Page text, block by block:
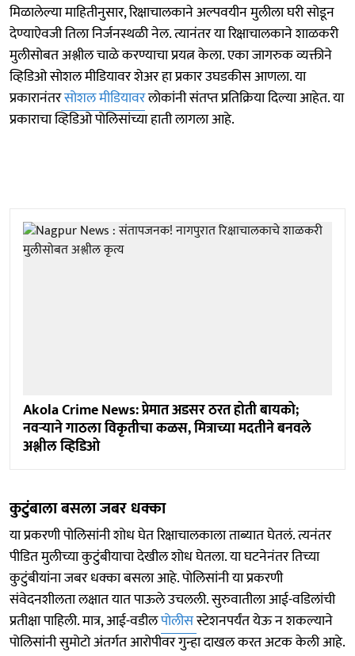
मिळालेल्या माहितीनुसार, रिक्षाचालकाने अल्पवयीन मुलीला घरी सोडून
देण्याऐवजी तिला निर्जनस्थळी नेल. त्यानंतर या रिक्षाचालकाने शाळकरी
मुलीसोबत अश्लील चाळे करण्याचा प्रयत्न केला. एका जागरुक व्यक्तीने
व्हिडिओ सोशल मीडियावर शेअर हा प्रकार उघडकीस आणला. या
प्रकारानंतरसोशल मीडियावरलोकांनी संतप्त प्रतिक्रिया दिल्या आहेत. या
प्रकाराचा व्हिडिओ पोलिसांच्या हाती लागला आहे.
Akola Crime News: प्रेमात अडसर ठरत होती बायको;
नवऱ्याने गाठला विकृतीचा कळस, मित्राच्या मदतीने बनवले
अश्लील व्हिडिओ
कुटुंबाला बसला जबर धक्का
या प्रकरणी पोलिसांनी शोध घेत रिक्षाचालकाला ताब्यात घेतलं. त्यनंतर
पीडित मुलीच्या कुटुंबीयाचा देखील शोध घेतला. या घटनेनंतर तिच्या
कुटुंबीयांना जबर धक्का बसला आहे. पोलिसांनी या प्रकरणी
संवेदनशीलता लक्षात यात पाऊले उचलली. सुरुवातीला आई-वडिलांची
प्रतीक्षा पाहिली. मात्र, आई-वडीलपोलीसस्टेशनपर्यंत येऊ न शकल्याने
पोलिसांनी सुमोटो अंतर्गत आरोपीवर गुन्हा दाखल करत अटक केली आहे.